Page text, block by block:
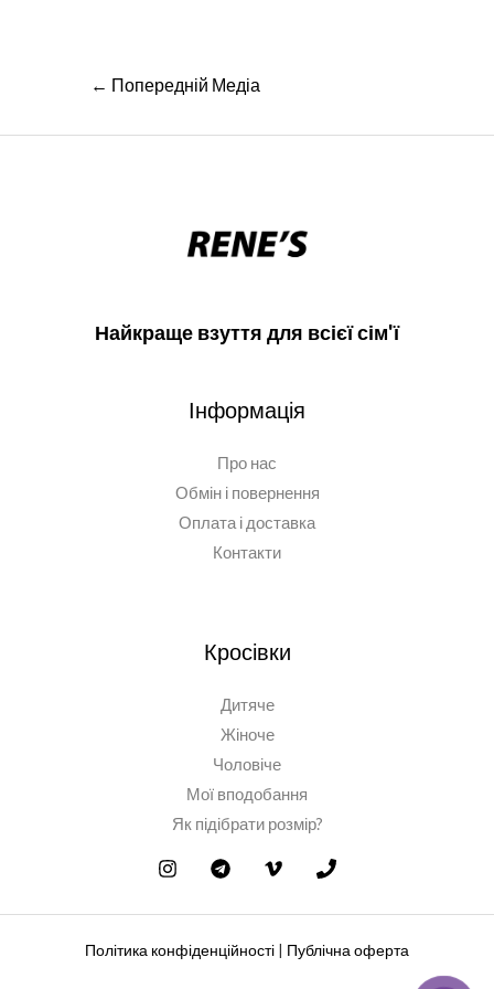
Навігація
← Попередній Медіа
Найкраще взуття для всієї сім'ї
Інформація
Про нас
Обмін і повернення
Оплата і доставка
Контакти
Кросівки
Дитяче
Жіноче
Чоловіче
Мої вподобання
Як підібрати розмір?
Політика конфіденційності Публічна оферта